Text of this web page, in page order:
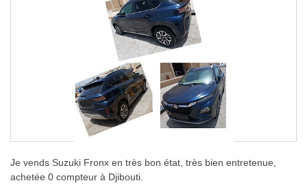
Je vends Suzuki Fronx en très bon état, très bien entretenue,
achetée 0 compteur à Djibouti.